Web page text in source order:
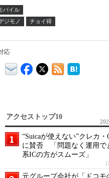
バイル
ジモノ
チョイ得
応
アクセストップ10
“Suicaが使えない”クレカ
に賛否 「問題なく運用で
系ICの方がスムーズ」
元グループ会社が「ドコモ